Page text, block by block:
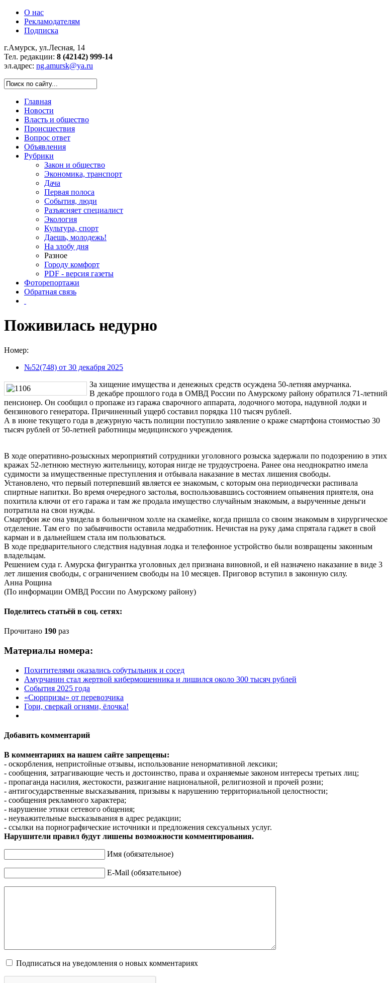
О нас
Рекламодателям
Подписка
г.Амурск, ул.Лесная, 14
Тел. редакции: 8 (42142) 999-14
эл.адрес: ng.amursk@ya.ru
Главная
Новости
Власть и общество
Происшествия
Вопрос ответ
Объявления
Рубрики
Закон и общество
Экономика, транспорт
Дача
Первая полоса
События, люди
Разъясняет специалист
Экология
Культура, спорт
Даешь, молодежь!
На злобу дня
Разное
Городу комфорт
PDF - версия газеты
Фоторепортажи
Обратная связь
Поживилась недурно
Номер:
№52(748) от 30 декабря 2025
За хищение имущества и денежных средств осуждена 50-летняя амурчанка.
В декабре прошлого года в ОМВД России по Амурскому району обратился 71-летний
пенсионер. Он сообщил о пропаже из гаража сварочного аппарата, лодочного мотора, надувной лодки и
бензинового генератора. Причиненный ущерб составил порядка 110 тысяч рублей.
А в июне текущего года в дежурную часть полиции поступило заявление о краже смартфона стоимостью 30
тысяч рублей от 50-летней работницы медицинского учреждения.
В ходе оперативно-розыскных мероприятий сотрудники уголовного розыска задержали по подозрению в этих
кражах 52-летнюю местную жительницу, которая нигде не трудоустроена. Ранее она неоднократно имела
судимости за имущественные преступления и отбывала наказание в местах лишения свободы.
Установлено, что первый потерпевший является ее знакомым, с которым она периодически распивала
спиртные напитки. Во время очередного застолья, воспользовавшись состоянием опьянения приятеля, она
похитила ключи от его гаража и там же продала имущество случайным знакомым, а вырученные деньги
потратила на свои нужды.
Смартфон же она увидела в больничном холле на скамейке, когда пришла со своим знакомым в хирургическое
отделение. Там его по забывчивости оставила медработник. Нечистая на руку дама спрятала гаджет в свой
карман и в дальнейшем стала им пользоваться.
В ходе предварительного следствия надувная лодка и телефонное устройство были возвращены законным
владельцам.
Решением суда г. Амурска фигурантка уголовных дел признана виновной, и ей назначено наказание в виде 3
лет лишения свободы, с ограничением свободы на 10 месяцев. Приговор вступил в законную силу.
Анна Рощина
(По информации ОМВД России по Амурскому району)
Поделитесь статьёй в соц. сетях:
Прочитано 190 раз
Материалы номера:
Похитителями оказались собутыльник и сосед
Амурчанин стал жертвой кибермошенника и лишился около 300 тысяч рублей
События 2025 года
«Сюрпризы» от перевозчика
Гори, сверкай огнями, ёлочка!
Добавить комментарий
В комментариях на нашем сайте запрещены:
- оскорбления, непристойные отзывы, использование ненормативной лексики;
- сообщения, затрагивающие честь и достоинство, права и охраняемые законом интересы третьих лиц;
- пропаганда насилия, жестокости, разжигание национальной, религиозной и прочей розни;
- антигосударственные высказывания, призывы к нарушению территориальной целостности;
- сообщения рекламного характера;
- нарушение этики сетевого общения;
- неуважительные высказывания в адрес редакции;
- ссылки на порнографические источники и предложения сексуальных услуг.
Нарушители правил будут лишены возможности комментирования.
Имя (обязательное)
E-Mail (обязательное)
Подписаться на уведомления о новых комментариях